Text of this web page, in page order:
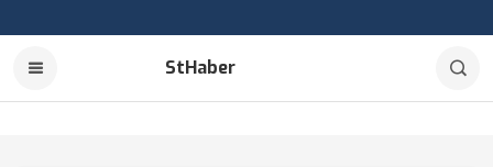
StHaber